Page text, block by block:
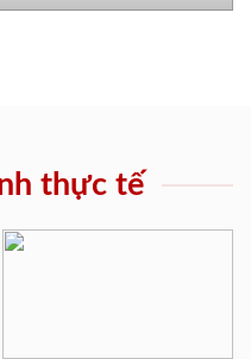
thực tế